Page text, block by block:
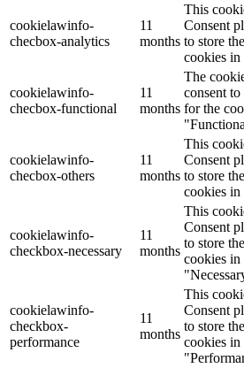
cookielawinfo-
checbox-analytics
11
months
This
Consent
to store
cookies
cookielawinfo-
checbox-functional
11
months
The
consent to
for the
cookielawinfo-
checbox-others
11
months
This
Consent
to store
cookies in
cookielawinfo-
checkbox-necessary
11
months
This
Consent
to store
cookies in
cookielawinfo-
checkbox-
performance
11
months
This
Consent
to store
cookies in